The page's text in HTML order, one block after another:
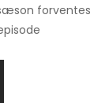
forventes